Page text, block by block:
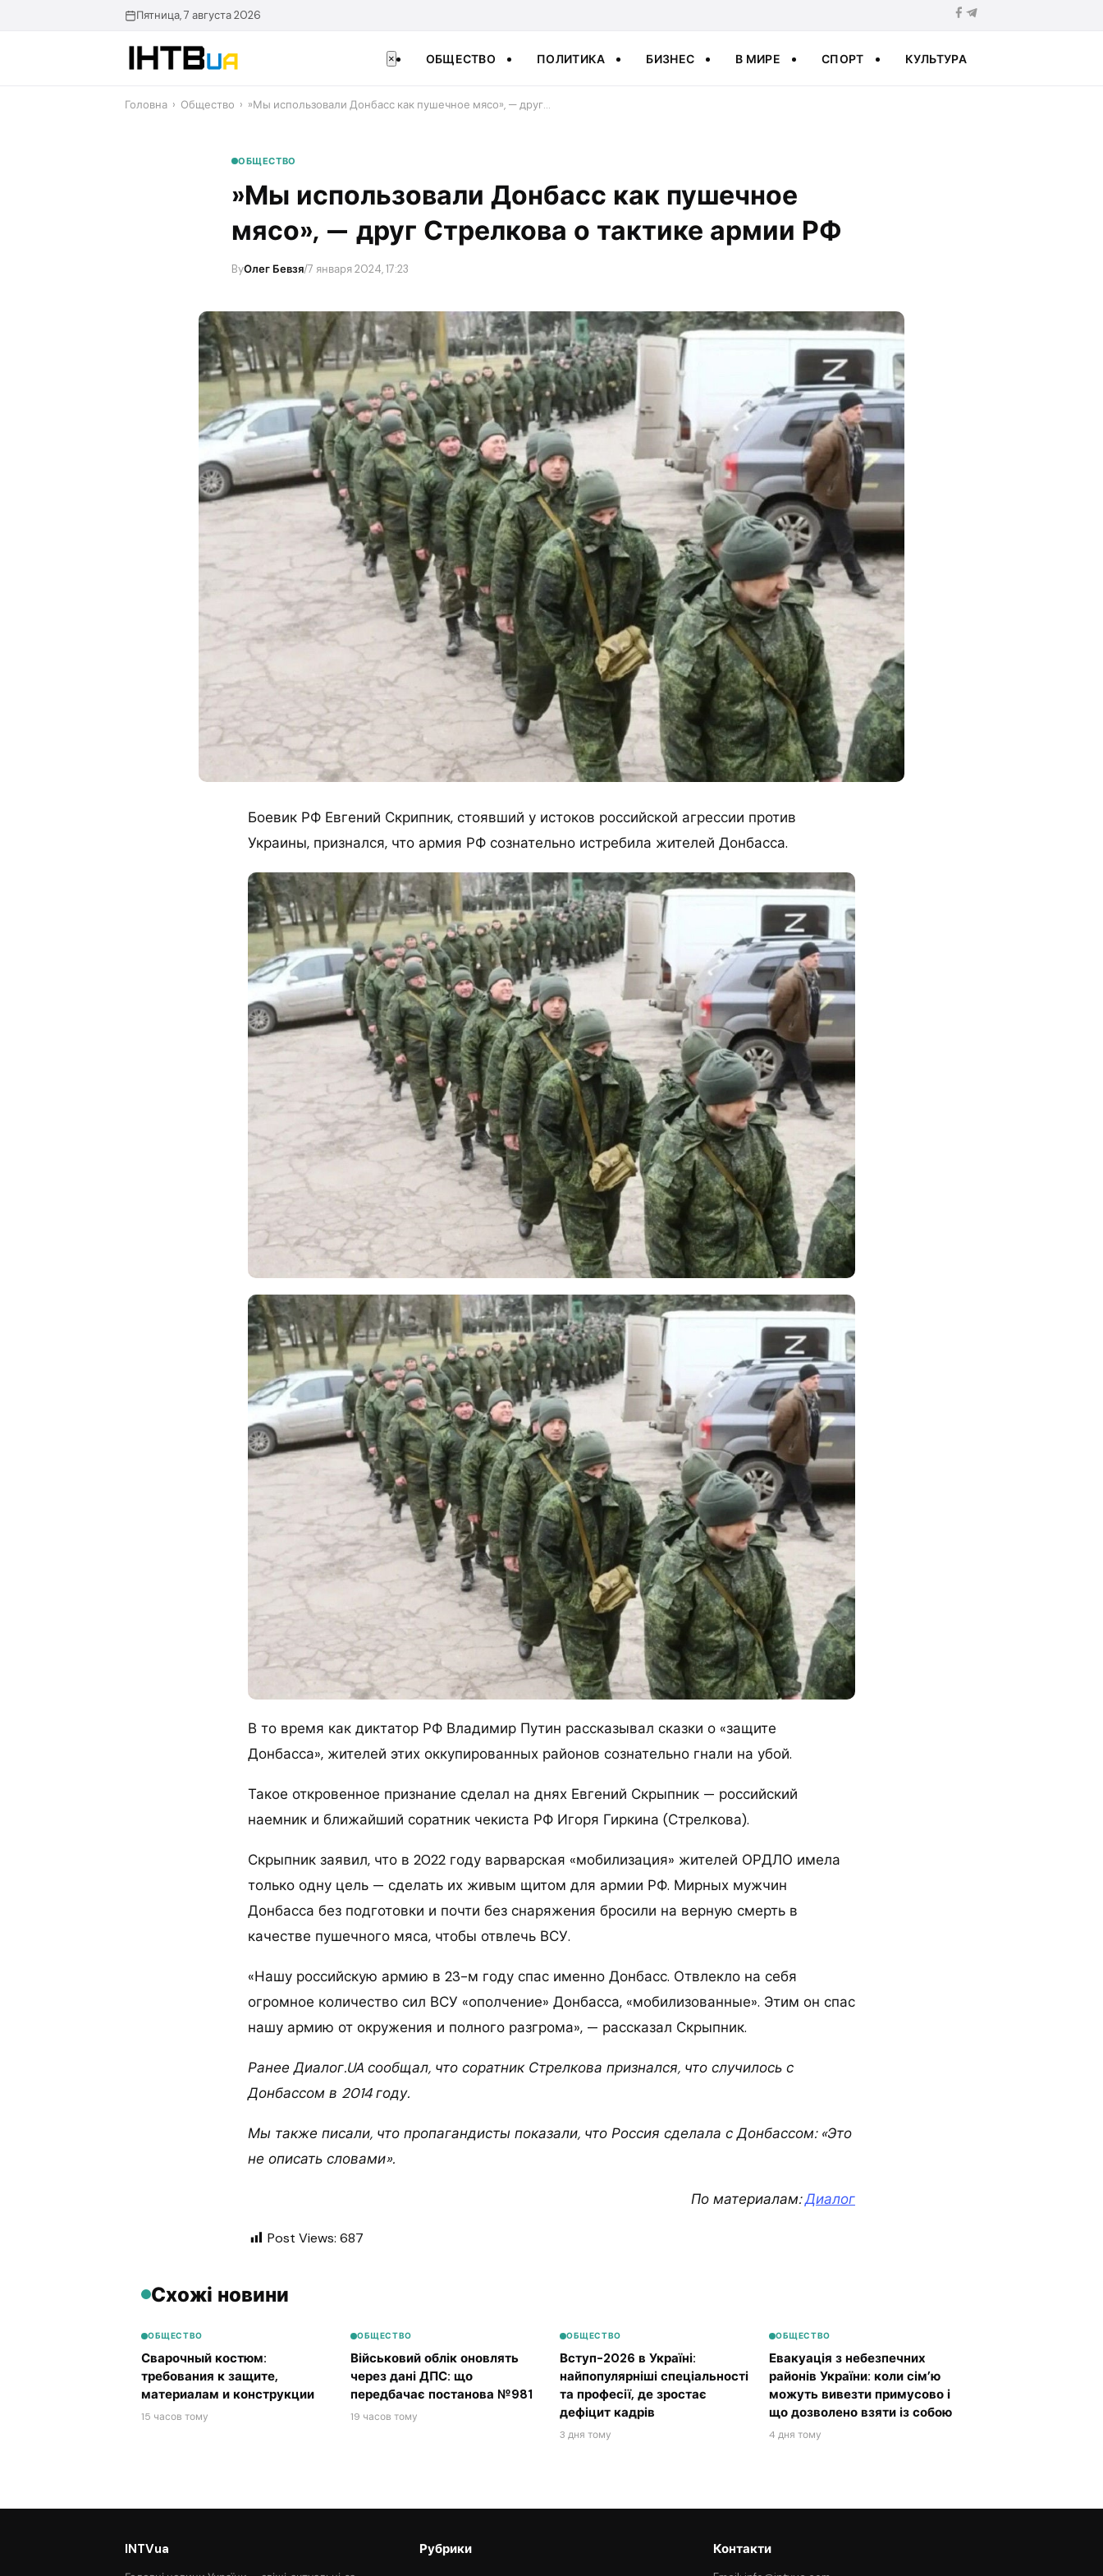
Пятница, 7 августа 2026
× ОБЩЕСТВО ПОЛИТИКА БИЗНЕС В МИРЕ СПОРТ КУЛЬТУРА
Головна › Общество › ​»Мы использовали Донбасс как пушечное мясо», — друг…
ОБЩЕСТВО
​»Мы использовали Донбасс как пушечное
мясо», — друг Стрелкова о тактике армии РФ
ByОлег Бевзя/7 января 2024, 17:23
Боевик РФ Евгений Скрипник, стоявший у истоков российской агрессии против
Украины, признался, что армия РФ сознательно истребила жителей Донбасса.
В то время как диктатор РФ Владимир Путин рассказывал сказки о «защите
Донбасса», жителей этих оккупированных районов сознательно гнали на убой.
Такое откровенное признание сделал на днях Евгений Скрыпник — российский
наемник и ближайший соратник чекиста РФ Игоря Гиркина (Стрелкова).
Скрыпник заявил, что в 2022 году варварская «мобилизация» жителей ОРДЛО имела
только одну цель — сделать их живым щитом для армии РФ. Мирных мужчин
Донбасса без подготовки и почти без снаряжения бросили на верную смерть в
качестве пушечного мяса, чтобы отвлечь ВСУ.
«Нашу российскую армию в 23-м году спас именно Донбасс. Отвлекло на себя
огромное количество сил ВСУ «ополчение» Донбасса, «мобилизованные». Этим он спас
нашу армию от окружения и полного разгрома», — рассказал Скрыпник.
Ранее Диалог.UA сообщал, что соратник Стрелкова признался, что случилось с
Донбассом в 2014 году.
Мы также писали, что пропагандисты показали, что Россия сделала с Донбассом: «Это
не описать словами».
По материалам:Диалог
Post Views: 687
Схожі новини
ОБЩЕСТВО
Сварочный костюм:
требования к защите,
материалам и конструкции
15 часов тому
ОБЩЕСТВО
Військовий облік оновлять
через дані ДПС: що
передбачає постанова №981
19 часов тому
ОБЩЕСТВО
Вступ-2026 в Україні:
найпопулярніші спеціальності
та професії, де зростає
дефіцит кадрів
3 дня тому
ОБЩЕСТВО
Евакуація з небезпечних
районів України: коли сім’ю
можуть вивезти примусово і
що дозволено взяти із собою
4 дня тому
INTVua Рубрики Контакти